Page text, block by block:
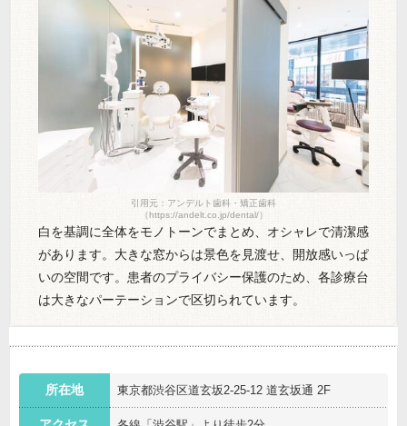
引用元：アンデルト歯科・矯正歯科
（https://andelt.co.jp/dental/）
白を基調に全体をモノトーンでまとめ、オシャレで清潔感
があります。大きな窓からは景色を見渡せ、開放感いっぱ
いの空間です。患者のプライバシー保護のため、各診療台
は大きなパーテーションで区切られています。
所在地 東京都渋谷区道玄坂2-25-12 道玄坂通 2F